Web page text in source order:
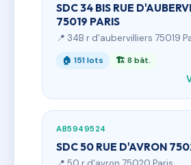
SDC 34 BIS RUE
75019 PARIS
📍 34B r d'aubervilliers 75019
🏠 151 lots 🏗 8 bât.
AB5949524
SDC 50 RUE D'AVRON